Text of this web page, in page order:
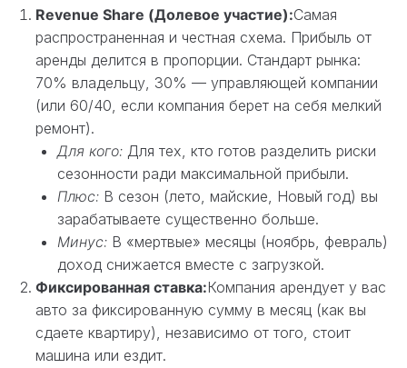
Revenue Share (Долевое участие):Самая
распространенная и честная схема. Прибыль от
аренды делится в пропорции. Стандарт рынка:
70% владельцу, 30% — управляющей компании
(или 60/40, если компания берет на себя мелкий
ремонт).
Для кого: Для тех, кто готов разделить риски
сезонности ради максимальной прибыли.
Плюс: В сезон (лето, майские, Новый год) вы
зарабатываете существенно больше.
Минус: В «мертвые» месяцы (ноябрь, февраль)
доход снижается вместе с загрузкой.
Фиксированная ставка:Компания арендует у вас
авто за фиксированную сумму в месяц (как вы
сдаете квартиру), независимо от того, стоит
машина или ездит.